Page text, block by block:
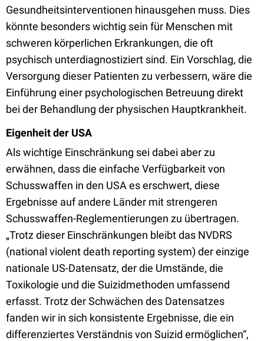
Gesundheitsinterventionen hinausgehen muss. Dies
könnte besonders wichtig sein für Menschen mit
schweren körperlichen Erkrankungen, die oft
psychisch unterdiagnostiziert sind. Ein Vorschlag, die
Versorgung dieser Patienten zu verbessern, wäre die
Einführung einer psychologischen Betreuung direkt
bei der Behandlung der physischen Hauptkrankheit.
Eigenheit der USA
Als wichtige Einschränkung sei dabei aber zu
erwähnen, dass die einfache Verfügbarkeit von
Schusswaffen in den USA es erschwert, diese
Ergebnisse auf andere Länder mit strengeren
Schusswaffen-Reglementierungen zu übertragen.
„Trotz dieser Einschränkungen bleibt das NVDRS
(national violent death reporting system) der einzige
nationale US-Datensatz, der die Umstände, die
Toxikologie und die Suizidmethoden umfassend
erfasst. Trotz der Schwächen des Datensatzes
fanden wir in sich konsistente Ergebnisse, die ein
differenziertes Verständnis von Suizid ermöglichen“,